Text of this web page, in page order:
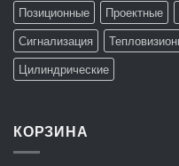
Позиционные
Проектные
Сигнализация
Цилиндрические
КОРЗИНА